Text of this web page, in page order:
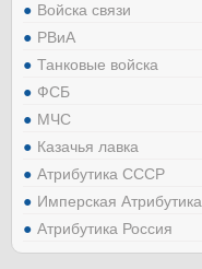
Войска связи
РВиА
Танковые войска
ФСБ
МЧС
Казачья лавка
Атрибутика СССР
Имперская Атрибутика
Атрибутика Россия